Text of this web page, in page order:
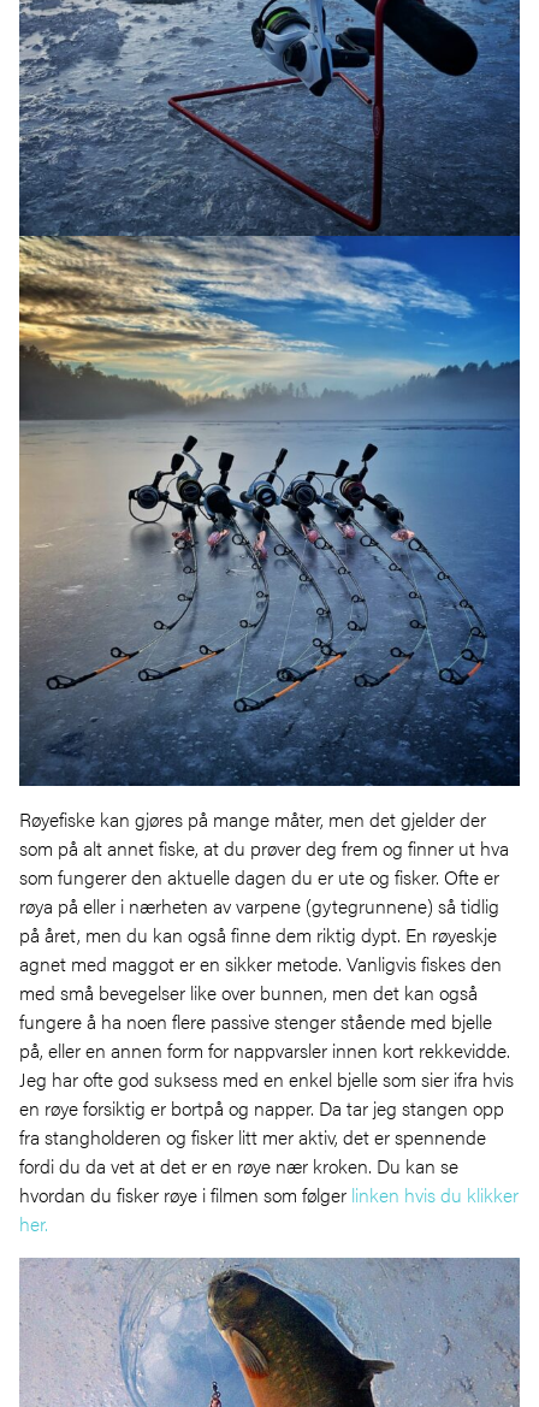
Røyefiske kan gjøres på mange måter, men det gjelder der
som på alt annet fiske, at du prøver deg frem og finner ut hva
som fungerer den aktuelle dagen du er ute og fisker. Ofte er
røya på eller i nærheten av varpene (gytegrunnene) så tidlig
på året, men du kan også finne dem riktig dypt. En røyeskje
agnet med maggot er en sikker metode. Vanligvis fiskes den
med små bevegelser like over bunnen, men det kan også
fungere å ha noen flere passive stenger stående med bjelle
på, eller en annen form for nappvarsler innen kort rekkevidde.
Jeg har ofte god suksess med en enkel bjelle som sier ifra hvis
en røye forsiktig er bortpå og napper. Da tar jeg stangen opp
fra stangholderen og fisker litt mer aktiv, det er spennende
fordi du da vet at det er en røye nær kroken. Du kan se
hvordan du fisker røye i filmen som følger linken hvis du klikker
her.